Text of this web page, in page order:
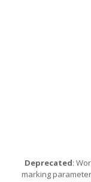
Deprecated:
marking